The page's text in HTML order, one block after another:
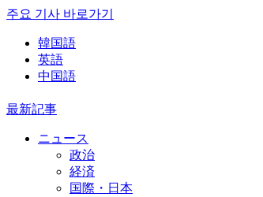
주요 기사 바로가기
韓国語
英語
中国語
最新記事
ニュース
政治
経済
国際・日本